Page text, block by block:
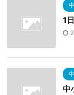
1
中